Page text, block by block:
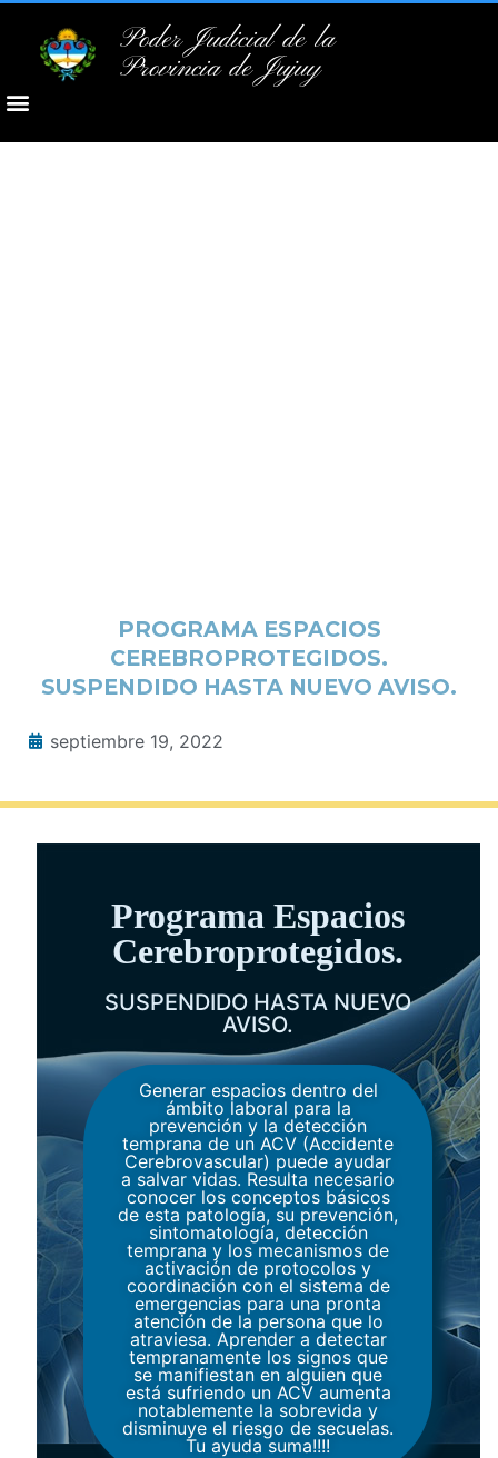
Poder Judicial de la
Provincia de Jujuy
PROGRAMA ESPACIOS
CEREBROPROTEGIDOS.
SUSPENDIDO HASTA NUEVO AVISO.
septiembre 19, 2022
Programa Espacios
Cerebroprotegidos.
SUSPENDIDO HASTA NUEVO
AVISO.
Generar espacios dentro del
ámbito laboral para la
prevención y la detección
temprana de un ACV (Accidente
Cerebrovascular) puede ayudar
a salvar vidas. Resulta necesario
conocer los conceptos básicos
de esta patología, su prevención,
sintomatología, detección
temprana y los mecanismos de
activación de protocolos y
coordinación con el sistema de
emergencias para una pronta
atención de la persona que lo
atraviesa. Aprender a detectar
tempranamente los signos que
se manifiestan en alguien que
está sufriendo un ACV aumenta
notablemente la sobrevida y
disminuye el riesgo de secuelas.
Tu ayuda suma!!!!